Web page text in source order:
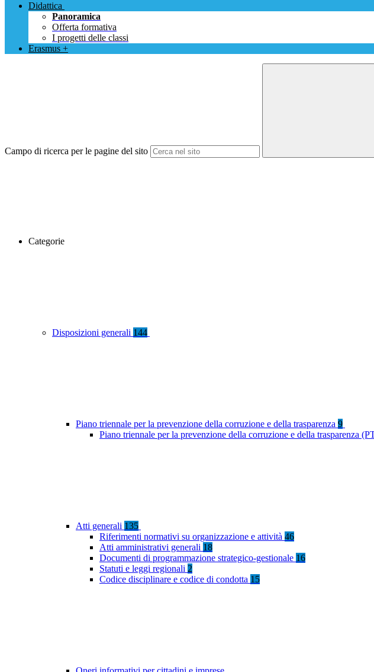
Didattica
Panoramica
Offerta formativa
I progetti delle classi
Erasmus +
Campo di ricerca per le pagine del sito
Categorie
Disposizioni generali 144
Piano triennale per la prevenzione della corruzione e della trasparenza 9
Piano triennale per la prevenzione della corruzione e della trasparenza
Atti generali 135
Riferimenti normativi su organizzazione e attività 46
Atti amministrativi generali 18
Documenti di programmazione strategico-gestionale 16
Statuti e leggi regionali 2
Codice disciplinare e codice di condotta 15